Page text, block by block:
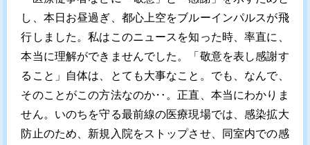
し、本日お昼過ぎ、都心上空をブルーインパルスが飛
行しました。私はこのニュースを知った時、率直に、
本当に理解ができませんでした。「敬意を表し感謝す
ること」自体は、とても大事なこと。でも、なんで、
そのことがこの方法なのか‥。正直、本当にわかりま
せん。いのちを守る最前線の医療現場では、感染拡大
防止のため、新規入院をストップさせ、同室内での感